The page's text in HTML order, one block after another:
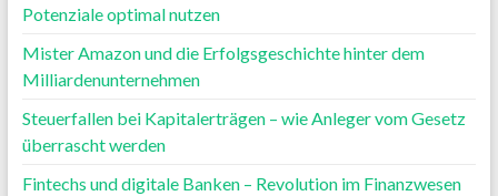
Potenziale optimal nutzen
Mister Amazon und die Erfolgsgeschichte hinter dem
Milliardenunternehmen
Steuerfallen bei Kapitalerträgen – wie Anleger vom Gesetz
überrascht werden
Fintechs und digitale Banken – Revolution im Finanzwesen